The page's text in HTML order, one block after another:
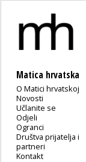
Matica hrvatska
O Matici hrvatskoj
Novosti
Učlanite se
Odjeli
Ogranci
Društva prijatelja i
partneri
Kontakt